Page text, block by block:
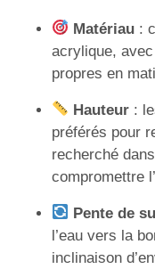
Matériau :
acrylique,
propres en
Hauteur :
préférés pour
recherché
compromettre
Pente de
l’eau vers la
inclinaison